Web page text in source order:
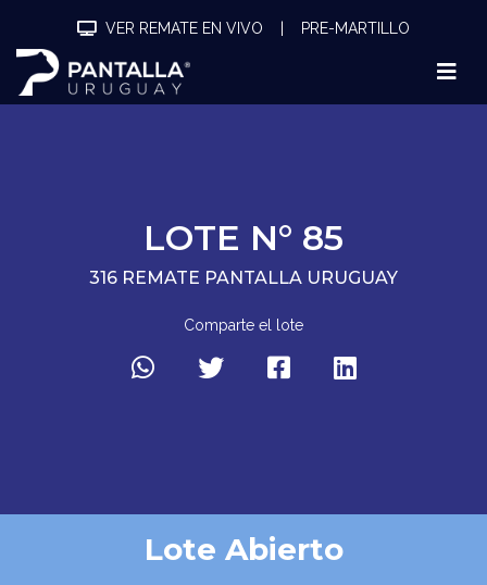
VER REMATE EN VIVO PRE-MARTILLO
LOTE N° 85
316 REMATE PANTALLA URUGUAY
Comparte el lote
Lote Abierto